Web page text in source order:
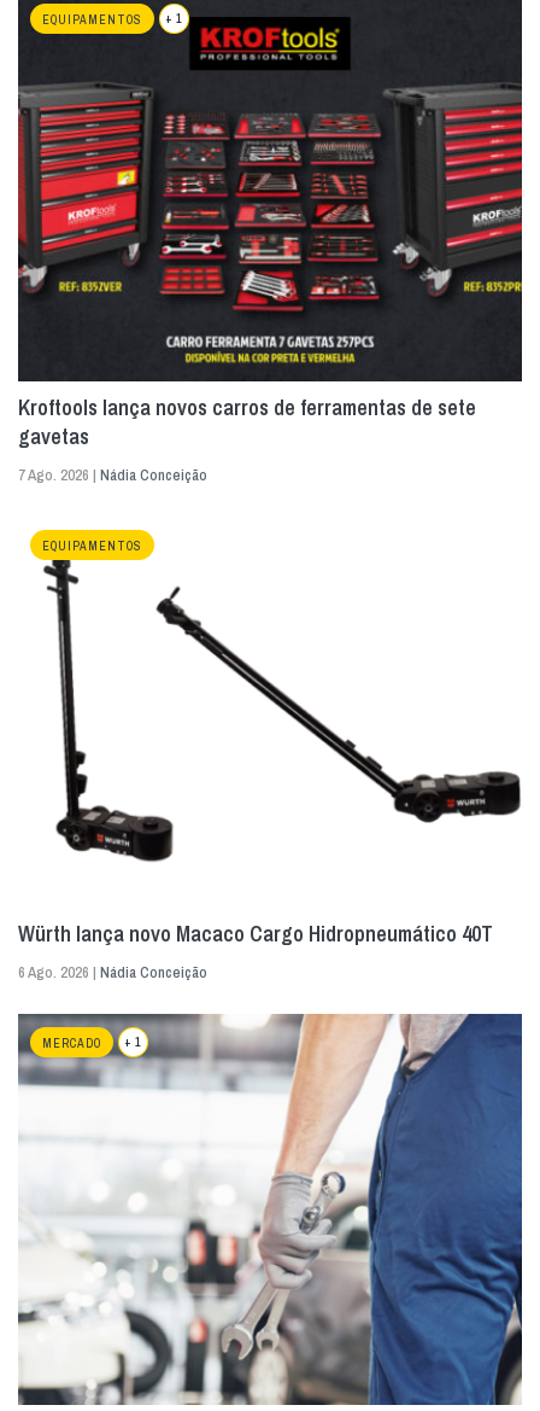
EQUIPAMENTOS + 1
Kroftools lança novos carros de ferramentas de sete
gavetas
7 Ago. 2026 | Nádia Conceição
EQUIPAMENTOS
Würth lança novo Macaco Cargo Hidropneumático 40T
6 Ago. 2026 | Nádia Conceição
MERCADO + 1